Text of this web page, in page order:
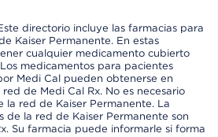
directorio incluye las farmacias para
Kaiser Permanente. En estas
cualquier medicamento cubierto
medicamentos para pacientes
Medi Cal pueden obtenerse en
de Medi Cal Rx. No es necesario
la red de Kaiser Permanente. La
de la red de Kaiser Permanente son
Su farmacia puede informarle si forma